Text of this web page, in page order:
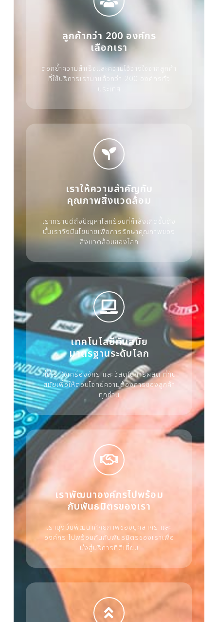
ลูกค้ากว่า 200 องค์กร
เลือกเรา
ตอกย้ำความสำเร็จและความไว้วางใจจากลูกค้า
ที่ใช้บริการเรามาแล้วกว่า 200 องค์กรทั่ว
ประเทศ
เราให้ความสำคัญกับ
คุณภาพสิ่งแวดล้อม
เราทราบดีถึงปัญหาโลกร้อนที่กำลังเกิดขึ้นดัง
นั้นเราจึงมีนโยบายเพื่อการรักษาคุณภาพของ
สิ่งแวดล้อมของโลก
เทคโนโลยีทันสมัย
มาตรฐานระดับโลก
ที่นี่เราใช้เครื่องจักร และวัสดุในการผลิต ที่ทัน
สมัยเพื่อให้ตอบโจทย์ความต้องการของลูกค้า
ทุกท่าน
เราพัฒนาองค์กรไปพร้อม
กับพันธมิตรของเรา
เรามุ่งมั่นพัฒนาศักยภาพของบุคลากร และ
องค์กร ไปพร้อมกันกับพันธมิตรของเราเพื่อ
มุ่งสู่บริการที่ดีเยี่ยม